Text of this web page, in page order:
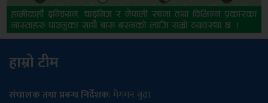
हाम्रो टीम
संचालक तथा प्रबन्ध निर्देशक: मेगमन बुढा